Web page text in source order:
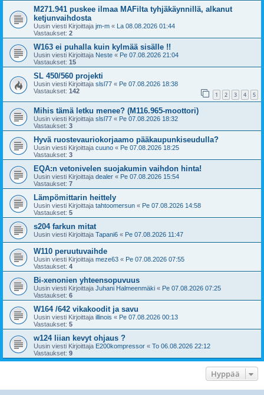
M271.941 puskee ilmaa MAFilta tyhjäkäynnillä, alkanut
ketjunvaihdosta
Uusin viesti Kirjoittaja jm-m « La 08.08.2026 01:44
Vastaukset: 2
W163 ei puhalla kuin kylmää sisälle !!
Uusin viesti Kirjoittaja Neste « Pe 07.08.2026 21:04
Vastaukset: 15
SL 450/560 projekti
Uusin viesti Kirjoittaja slsl77 « Pe 07.08.2026 18:38
Vastaukset: 142 1 2 3 4 5
Mihis tämä letku menee? (M116.965-moottori)
Uusin viesti Kirjoittaja slsl77 « Pe 07.08.2026 18:32
Vastaukset: 3
Hyvä ruostevauriokorjaamo pääkaupunkiseudulla?
Uusin viesti Kirjoittaja cuuno « Pe 07.08.2026 18:25
Vastaukset: 3
EQA:n vetonivelen suojakumin vaihdon hinta!
Uusin viesti Kirjoittaja dealer « Pe 07.08.2026 15:54
Vastaukset: 7
Lämpömittarin heittely
Uusin viesti Kirjoittaja tahtoomersun « Pe 07.08.2026 14:58
Vastaukset: 5
s204 farkun mitat
Uusin viesti Kirjoittaja Tapani6 « Pe 07.08.2026 11:47
W110 peruutuvaihde
Uusin viesti Kirjoittaja meze63 « Pe 07.08.2026 07:55
Vastaukset: 4
Bi-xenonien yhteensopuvuus
Uusin viesti Kirjoittaja Juhani Halmeenmäki « Pe 07.08.2026 07:25
Vastaukset: 6
W164 /642 vikakoodit ja savu
Uusin viesti Kirjoittaja illinois « Pe 07.08.2026 00:13
Vastaukset: 5
w124 liian kevyt ohjaus ?
Uusin viesti Kirjoittaja E200kompressor « To 06.08.2026 22:12
Vastaukset: 9
Hyppää